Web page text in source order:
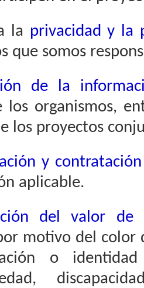
la privacidad y la
que somos
de la
organismos,
los proyectos
y
aplicable.
del valor
motivo del color
o identidad